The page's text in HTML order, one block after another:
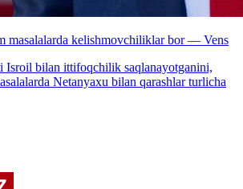
masalalarda kelishmovchiliklar bor — Vens
Isroil bilan ittifoqchilik saqlanayotganini,
Netanyaxu bilan qarashlar turlicha